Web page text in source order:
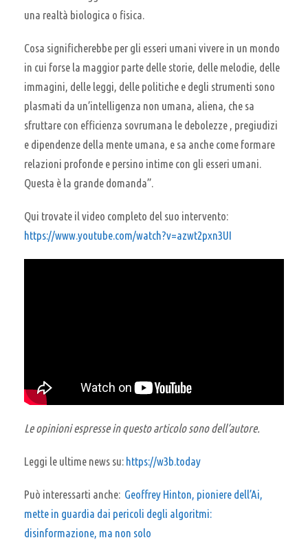
una realtà biologica o fisica.
Cosa significherebbe per gli esseri umani vivere in un mondo
in cui forse la maggior parte delle storie, delle melodie, delle
immagini, delle leggi, delle politiche e degli strumenti sono
plasmati da un’intelligenza non umana, aliena, che sa
sfruttare con efficienza sovrumana le debolezze , pregiudizi
e dipendenze della mente umana, e sa anche come formare
relazioni profonde e persino intime con gli esseri umani.
Questa è la grande domanda”.
Qui trovate il video completo del suo intervento:
https://www.youtube.com/watch?v=azwt2pxn3UI
Le opinioni espresse in questo articolo sono dell’autore.
Leggi le ultime news su: https://w3b.today
Può interessarti anche: Geoffrey Hinton, pioniere dell’Ai,
mette in guardia dai pericoli degli algoritmi:
disinformazione, ma non solo